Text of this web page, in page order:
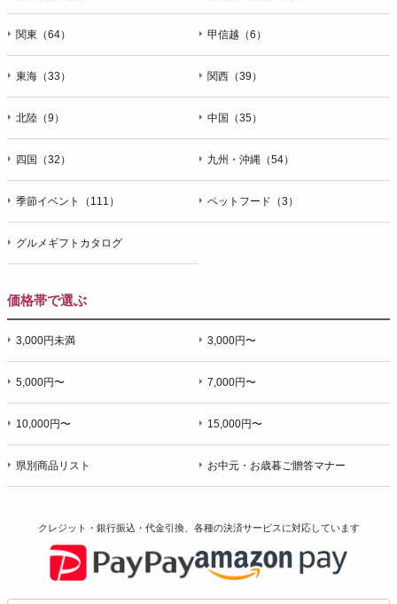
関東（64） 甲信越（6）
東海（33） 関西（39）
北陸（9） 中国（35）
四国（32） 九州・沖縄（54）
季節イベント（111） ペットフード（3）
グルメギフトカタログ
価格帯で選ぶ
3,000円未満 3,000円〜
5,000円〜 7,000円〜
10,000円〜 15,000円〜
県別商品リスト お中元・お歳暮ご贈答マナー
クレジット・銀行振込・代金引換、各種の決済サービスに対応しています